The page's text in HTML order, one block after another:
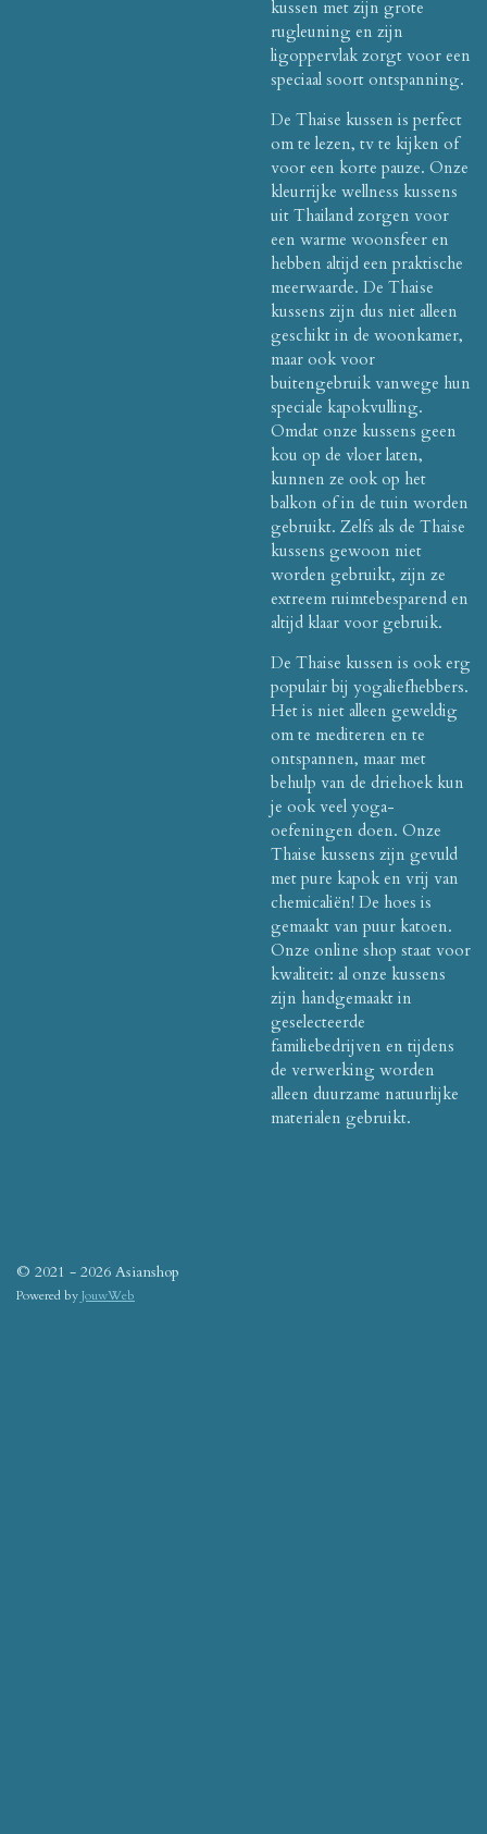
kussen met zijn grote
rugleuning en zijn
ligoppervlak zorgt voor een
speciaal soort ontspanning.
De Thaise kussen is perfect
om te lezen, tv te kijken of
voor een korte pauze. Onze
kleurrijke wellness kussens
uit Thailand zorgen voor
een warme woonsfeer en
hebben altijd een praktische
meerwaarde. De Thaise
kussens zijn dus niet alleen
geschikt in de woonkamer,
maar ook voor
buitengebruik vanwege hun
speciale kapokvulling.
Omdat onze kussens geen
kou op de vloer laten,
kunnen ze ook op het
balkon of in de tuin worden
gebruikt. Zelfs als de Thaise
kussens gewoon niet
worden gebruikt, zijn ze
extreem ruimtebesparend en
altijd klaar voor gebruik.
De Thaise kussen is ook erg
populair bij yogaliefhebbers.
Het is niet alleen geweldig
om te mediteren en te
ontspannen, maar met
behulp van de driehoek kun
je ook veel yoga-
oefeningen doen. Onze
Thaise kussens zijn gevuld
met pure kapok en vrij van
chemicaliën! De hoes is
gemaakt van puur katoen.
Onze online shop staat voor
kwaliteit: al onze kussens
zijn handgemaakt in
geselecteerde
familiebedrijven en tijdens
de verwerking worden
alleen duurzame natuurlijke
materialen gebruikt.
© 2021 - 2026 Asianshop
Powered byJouwWeb